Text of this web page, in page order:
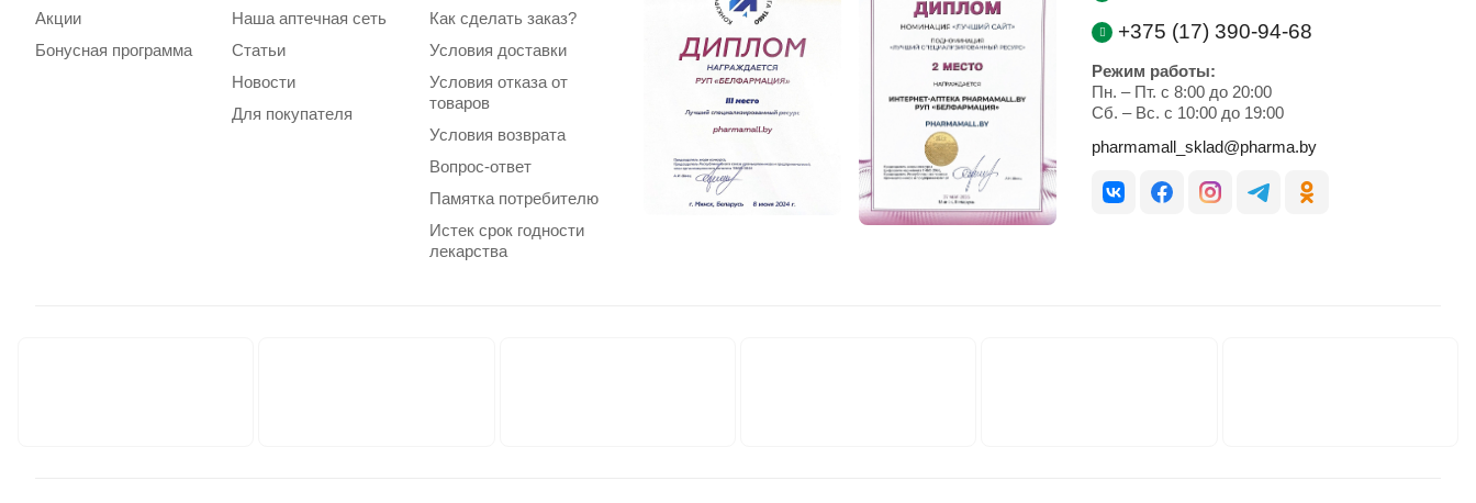
Акции
Бонусная программа
Наша аптечная сеть
Статьи
Новости
Для покупателя
Как сделать заказ?
Условия доставки
Условия отказа от
товаров
Условия возврата
Вопрос-ответ
Памятка потребителю
Истек срок годности
лекарства
+375 (17) 390-94-68
Режим работы:
Пн. – Пт. с 8:00 до 20:00
Cб. – Вс. с 10:00 до 19:00
pharmamall_sklad@pharma.by